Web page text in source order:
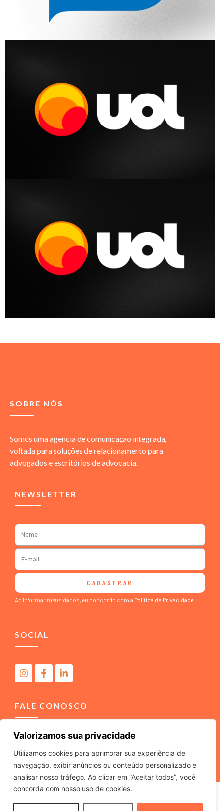
Valorizamos sua privacidade
Utilizamos cookies para aprimorar sua experiência de
navegação, exibir anúncios ou conteúdo personalizado e
analisar nosso tráfego. Ao clicar em “Aceitar todos”, você
concorda com nosso uso de cookies.
SOBRE NÓS
Somos uma agência de comunicação integrada,
voltada para soluções de relacionamento para
advogados e escritórios de advocacia.
NEWSLETTER
CADASTRAR
Ao informar meus dados, eu concordo com a Política de Privacidade
SOCIAL
FALE CONOSCO
(11) 4040-3666 contato@m2comunicacao.com.br
M2 COMUNICACAO JURIDICA LTDA – ME – CNPJ
22.040.734/0001-37 – Rua Tabajaras, 439 – Tel. (11) 4040-